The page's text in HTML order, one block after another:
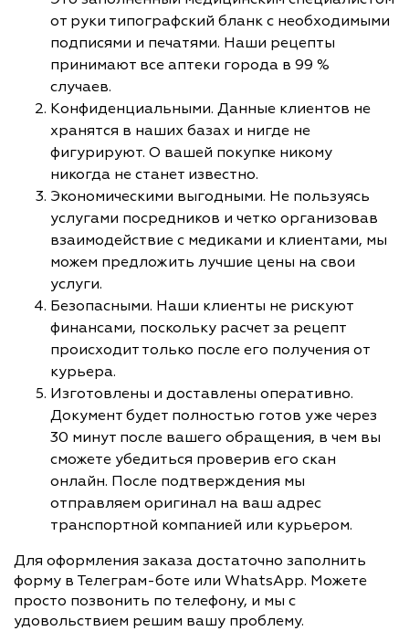
от руки типографский бланк с необходимыми
подписями и печатями. Наши рецепты
принимают все аптеки города в 99 %
случаев.
Конфиденциальными. Данные клиентов не
хранятся в наших базах и нигде не
фигурируют. О вашей покупке никому
никогда не станет известно.
Экономическими выгодными. Не пользуясь
услугами посредников и четко организовав
взаимодействие с медиками и клиентами, мы
можем предложить лучшие цены на свои
услуги.
Безопасными. Наши клиенты не рискуют
финансами, поскольку расчет за рецепт
происходит только после его получения от
курьера.
Изготовлены и доставлены оперативно.
Документ будет полностью готов уже через
30 минут после вашего обращения, в чем вы
сможете убедиться проверив его скан
онлайн. После подтверждения мы
отправляем оригинал на ваш адрес
транспортной компанией или курьером.
Для оформления заказа достаточно заполнить
форму в Телеграм-боте или WhatsApp. Можете
просто позвонить по телефону, и мы с
удовольствием решим вашу проблему.